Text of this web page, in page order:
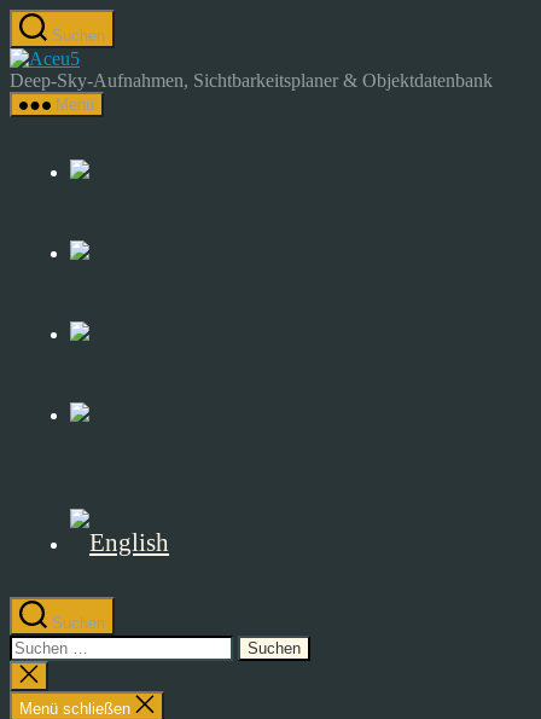
Zum
Inhalt
springen
Suchen
Astrocamp
–
Astrofotografie
Sky-
Deep-Sky-Aufnahmen, Sichtbarkeitsplaner & Objektdatenbank
Menü
Suchen
Suchen
nach:
Suche
schließen
Menü schließen